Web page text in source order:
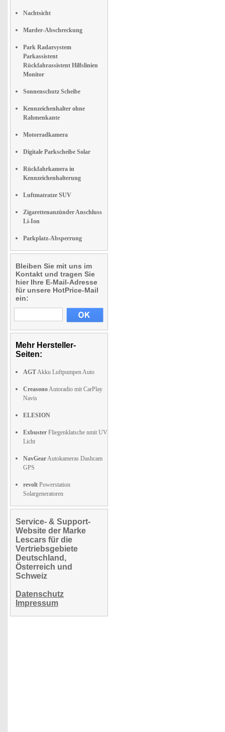
Nachtsicht
Marder-Abschreckung
Park Radarsystem
Parkassistent
Rückfahrassistent Hilfslinien
Monitor
Sonnenschutz Scheibe
Kennzeichenhalter ohne
Rahmenkante
Motorradkamera
Digitale Parkscheibe Solar
Rückfahrkamera in
Kennzeichenhalterung
Luftmatratze SUV
Zigarettenanzünder Anschluss
Li-Ion
Parkplatz-Absperrung
Bleiben Sie mit uns im
Kontakt und tragen Sie
hier Ihre E-Mail-Adresse
für unsere HotPrice-Mail
ein:
Mehr Hersteller-
Seiten:
AGTAkku Luftpumpen Auto
CreasonoAutoradio mit CarPlay
Navis
ELESION
Exbuster Fliegenklatsche nmit UV
Licht
NavGearAutokameras Dashcam
GPS
revolt Powerstation
Solargeneratoren
Service- & Support-
Website der Marke
Lescars für die
Vertriebsgebiete
Deutschland,
Österreich und
Schweiz
Datenschutz
Impressum